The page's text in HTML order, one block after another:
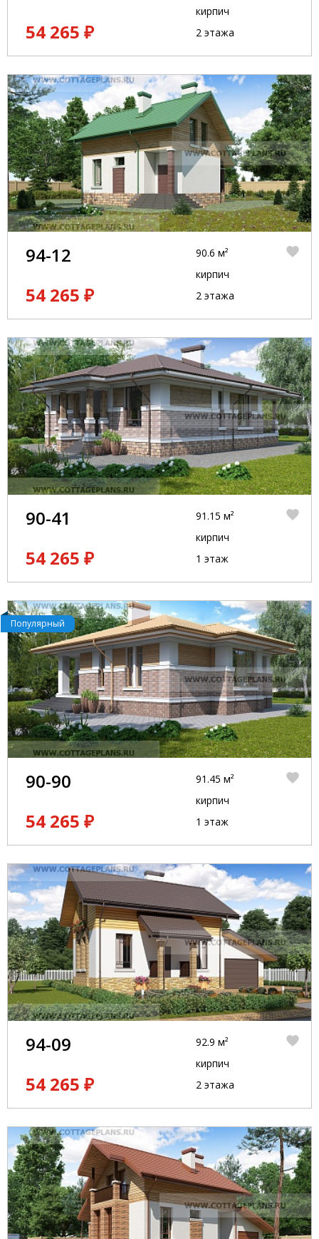
54 265 ₽
кирпич
2 этажа
94-12
54 265 ₽
90.6 м²
кирпич
2 этажа
90-41
54 265 ₽
91.15 м²
кирпич
1 этаж
Популярный
90-90
54 265 ₽
91.45 м²
кирпич
1 этаж
94-09
54 265 ₽
92.9 м²
кирпич
2 этажа